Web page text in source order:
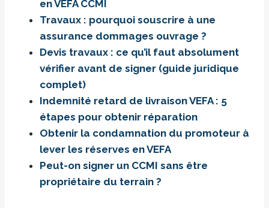
en VEFA CCMI
Travaux : pourquoi souscrire à une
assurance dommages ouvrage ?
Devis travaux : ce qu’il faut absolument
vérifier avant de signer (guide juridique
complet)
Indemnité retard de livraison VEFA : 5
étapes pour obtenir réparation
Obtenir la condamnation du promoteur à
lever les réserves en VEFA
Peut-on signer un CCMI sans être
propriétaire du terrain ?